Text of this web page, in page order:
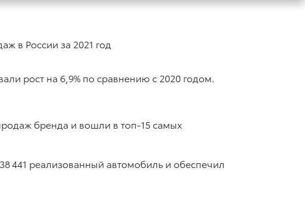
рост на 6,9% по сравнению с 2020 годом.
бренда и вошли в топ-15 самых
441 реализованный автомобиль и обеспечил